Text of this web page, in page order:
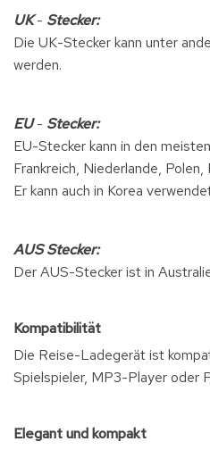
UK- Stecker:
Die UK-Stecker kann unter
werden.
EU- Stecker:
EU-Stecker kann in den
Frankreich, Niederlande,
Er kann auch in Korea
AUS Stecker:
Der AUS-Stecker ist in
Kompatibilität
Die Reise-Ladegerät ist
Spielspieler, MP3-Player oder
Elegant und kompakt